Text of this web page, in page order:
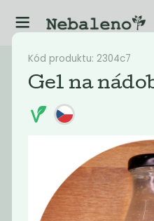
Katalog Drogerie
Filtrovat produkty
Kód produktu: 2304c7
Gel na